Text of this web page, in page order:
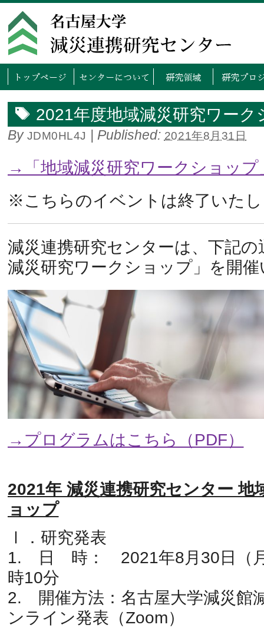
トップページ センタ
2021年度地域減災研究ワーク
By JDM0HL4J | Published: 2021年8月31日
→「地域減災研究ワークショップ
※こちらのイベントは終了いた
減災連携研究センターは、下記
減災研究ワークショップ」を開
→プログラムはこちら（PDF）
2021年 減災連携研究センター 地
ョップ
Ⅰ．研究発表
1. 日 時： 2021年8月30日（
時10分
2. 開催方法：名古屋大学減災館
ンライン発表（Zoom）